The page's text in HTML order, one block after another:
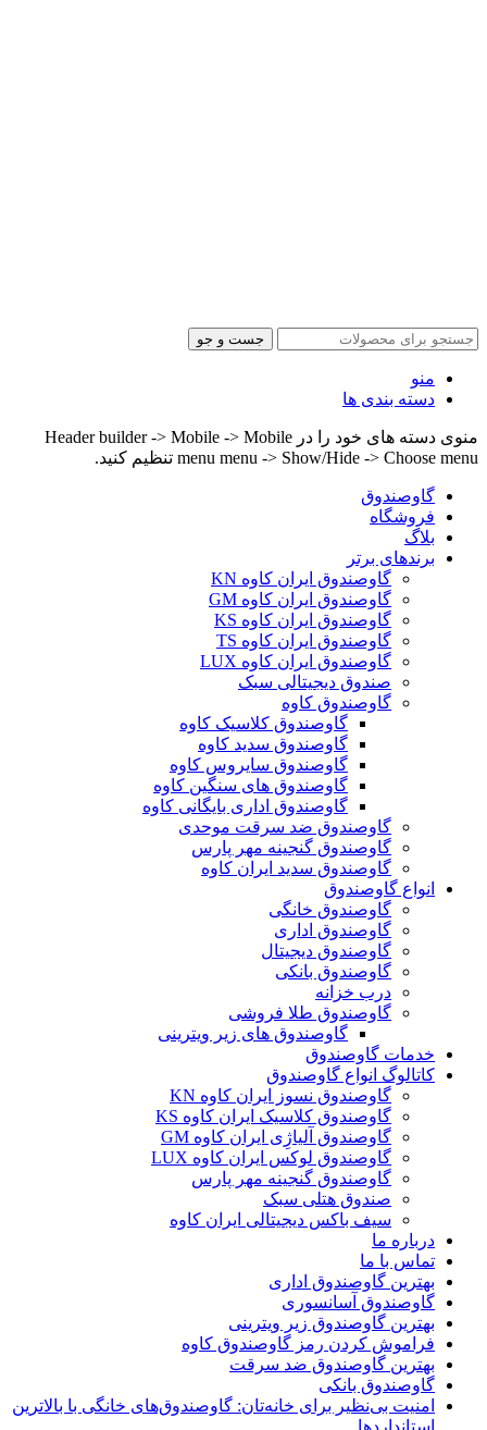
جست و جو
منو
دسته بندی ها
منوی دسته های خود را در Header builder -> Mobile -> Mobile
menu menu -> Show/Hide -> Choose menu تنظیم کنید.
گاوصندوق
فروشگاه
بلاگ
برندهای برتر
گاوصندوق ایران کاوه KN
گاوصندوق ایران کاوه GM
گاوصندوق ایران کاوه KS
گاوصندوق ایران کاوه TS
گاوصندوق ایران کاوه LUX
صندوق دیجیتالی سبک
گاوصندوق کاوه
گاوصندوق کلاسیک کاوه
گاوصندوق سدید کاوه
گاوصندوق سایروس کاوه
گاوصندوق های سنگین کاوه
گاوصندوق اداری بایگانی کاوه
گاوصندوق ضد سرقت موحدی
گاوصندوق گنجینه مهر پارس
گاوصندوق سدید ایران کاوه
انواع گاوصندوق
گاوصندوق خانگی
گاوصندوق اداری
گاوصندوق دیجیتال
گاوصندوق بانکی
درب خزانه
گاوصندوق طلا فروشی
گاوصندوق های زیر ویترینی
خدمات گاوصندوق
کاتالوگ انواع گاوصندوق
گاوصندوق نسوز ایران کاوه KN
گاوصندوق کلاسیک ایران کاوه KS
گاوصندوق آلیاژِی ایران کاوه GM
گاوصندوق لوکس ایران کاوه LUX
گاوصندوق گنجینه مهر پارس
صندوق هتلی سبک
سیف باکس دیجیتالی ایران کاوه
درباره ما
تماس با ما
بهترین گاوصندوق اداری
گاوصندوق آسانسوری
بهترین گاوصندوق زیر ویترینی
فراموش کردن رمز گاوصندوق کاوه
بهترین گاوصندوق ضد سرقت
گاوصندوق بانکی
امنیت بی‌نظیر برای خانه‌تان: گاوصندوق‌های خانگی با بالاترین
استانداردها